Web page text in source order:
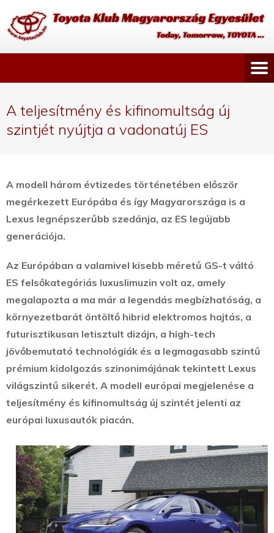
A teljesítmény és kifinomultság új
szintjét nyújtja a vadonatúj ES
A modell három évtizedes történetében először
megérkezett Európába és így Magyarországa is a
Lexus legnépszerűbb szedánja, az ES legújabb
generációja.
Az Európában a valamivel kisebb méretű GS-t váltó
ES felsőkategóriás luxuslimuzin volt az, amely
megalapozta a ma már a legendás megbízhatóság, a
környezetbarát öntöltő hibrid elektromos hajtás, a
futurisztikusan letisztult dizájn, a high-tech
jövőbemutató technológiák és a legmagasabb szintű
prémium kidolgozás szinonimájának tekintett Lexus
világszintű sikerét. A modell európai megjelenése a
teljesítmény és kifinomultság új szintét jelenti az
európai luxusautók piacán.